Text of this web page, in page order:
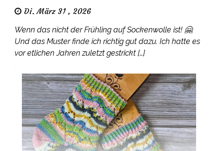
Di. März 31 , 2026
Wenn das nicht der Frühling auf Sockenwolle ist! 🤗
Und das Muster finde ich richtig gut dazu. Ich hatte es
vor etlichen Jahren zuletzt gestrickt […]